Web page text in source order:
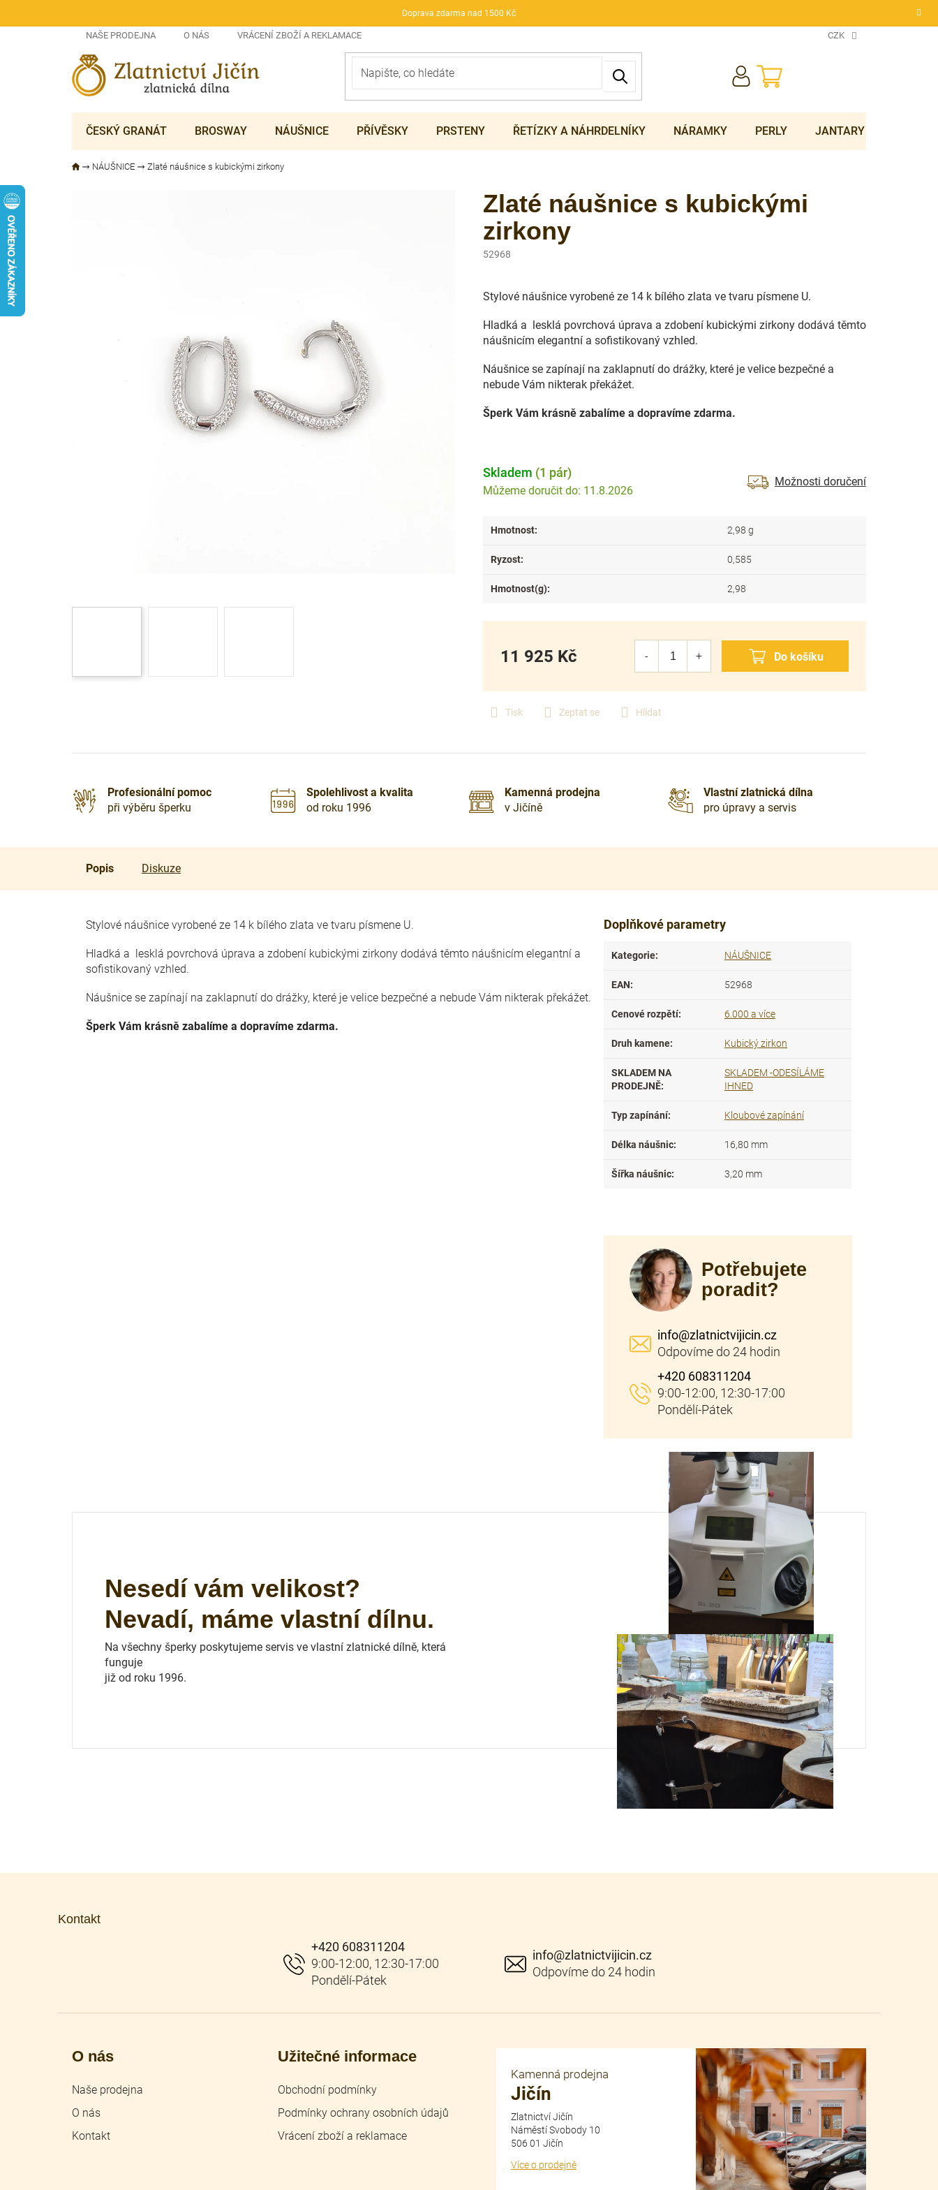
Doprava zdarma nad 1500 Kč
NAŠE PRODEJNA O NÁS VRÁCENÍ ZBOŽÍ A REKLAMACE CZK
NÁKUPNÍ
KOŠÍK
ČESKÝ GRANÁT BROSWAY NÁUŠNICE PŘÍVĚSKY PRSTENY ŘETÍZKY A NÁHRDELNÍKY NÁRAMKY PERLY JANTARY
NÁUŠNICE Zlaté náušnice s kubickými zirkony
Stylové náušnice vyrobené ze 14 k bílého zlata ve tvaru písmene U.
Hladká a lesklá povrchová úprava a zdobení kubickými zirkony dodává těmto
náušnicím elegantní a sofistikovaný vzhled.
Náušnice se zapínají na zaklapnutí do drážky, které je velice bezpečné a
nebude Vám nikterak překážet.
Šperk Vám krásně zabalíme a dopravíme zdarma.
Tisk Zeptat se Hlídat
Zlaté náušnice s kubickými
zirkony
52968
Skladem (1 pár)
11.8.2026
Možnosti doručení
11 925 Kč
Hmotnost: 2,98 g
Ryzost: 0,585
Hmotnost(g): 2,98
Profesionální pomoc
při výběru šperku
Spolehlivost a kvalita
od roku 1996
Kamenná prodejna
v Jičíně
Vlastní zlatnická dílna
pro úpravy a servis
Popis Diskuze
Stylové náušnice vyrobené ze 14 k bílého zlata ve tvaru písmene U.
Hladká a lesklá povrchová úprava a zdobení kubickými zirkony dodává těmto náušnicím elegantní a
sofistikovaný vzhled.
Náušnice se zapínají na zaklapnutí do drážky, které je velice bezpečné a nebude Vám nikterak překážet.
Šperk Vám krásně zabalíme a dopravíme zdarma.
Doplňkové parametry
Kategorie: NÁUŠNICE
EAN: 52968
Cenové rozpětí: 6.000 a více
Druh kamene: Kubický zirkon
SKLADEM NA
PRODEJNĚ:
SKLADEM -ODESÍLÁME
IHNED
Typ zapínání: Kloubové zapínání
Délka náušnic: 16,80 mm
Šířka náušnic: 3,20 mm
Potřebujete
poradit?
info@zlatnictvijicin.cz
+420 608311204
Nesedí vám velikost?
Nevadí, máme vlastní dílnu.
Na všechny šperky poskytujeme servis ve vlastní zlatnické dílně, která
funguje
již od roku 1996.
Kontakt
info@zlatnictvijicin.cz
+420 608311204
O nás
Naše prodejna
O nás
Kontakt
Užitečné informace
Obchodní podmínky
Podmínky ochrany osobních údajů
Vrácení zboží a reklamace
Kamenná prodejna
Jičín
Zlatnictví Jičín
Náměstí Svobody 10
506 01 Jičín
Více o prodejně